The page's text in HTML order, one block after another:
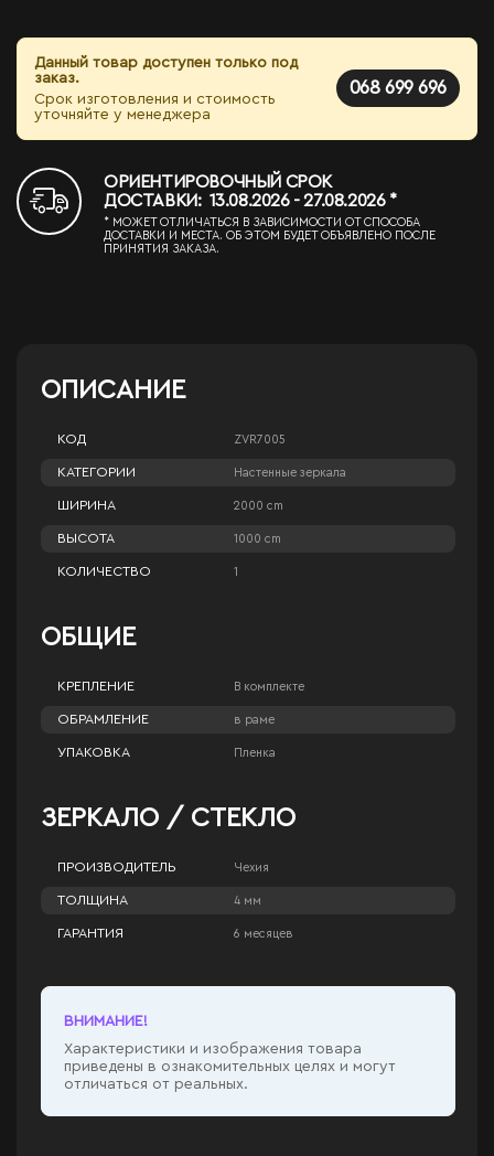
Данный товар доступен только под
заказ.
Срок изготовления и стоимость
уточняйте у менеджера
068 699 696
ОРИЕНТИРОВОЧНЫЙ СРОК
ДОСТАВКИ: 13.08.2026 - 27.08.2026 *
* МОЖЕТ ОТЛИЧАТЬСЯ В ЗАВИСИМОСТИ ОТ СПОСОБА
ДОСТАВКИ И МЕСТА. ОБ ЭТОМ БУДЕТ ОБЪЯВЛЕНО ПОСЛЕ
ПРИНЯТИЯ ЗАКАЗА.
ОПИСАНИЕ
КОД ZVR7005
КАТЕГОРИИ Настенные зеркала
ШИРИНА 2000 cm
ВЫСОТА 1000 cm
КОЛИЧЕСТВО 1
ОБЩИЕ
КРЕПЛЕНИЕ В комплекте
ОБРАМЛЕНИЕ в раме
УПАКОВКА Пленка
ЗЕРКАЛО / СТЕКЛО
ПРОИЗВОДИТЕЛЬ Чехия
ТОЛЩИНА 4 мм
ГАРАНТИЯ 6 месяцев
ВНИМАНИЕ!
Характеристики и изображения товара
приведены в ознакомительных целях и могут
отличаться от реальных.